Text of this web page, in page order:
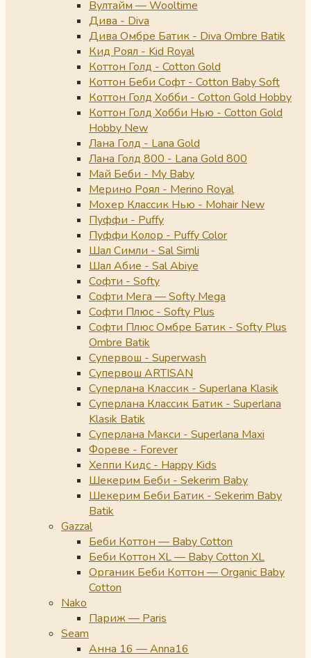
Вултайм — Wooltime
Дива - Diva
Дива Омбре Батик - Diva Ombre Batik
Кид Роял - Kid Royal
Коттон Голд - Cotton Gold
Коттон Беби Софт - Cotton Baby Soft
Коттон Голд Хобби - Cotton Gold Hobby
Коттон Голд Хобби Нью - Cotton Gold
Hobby New
Лана Голд - Lana Gold
Лана Голд 800 - Lana Gold 800
Май Беби - My Baby
Мерино Роял - Merino Royal
Мохер Классик Нью - Mohair New
Пуффи - Puffy
Пуффи Колор - Puffy Color
Шал Симли - Sal Simli
Шал Абие - Sal Abiye
Софти - Softy
Софти Мега — Softy Mega
Софти Плюс - Softy Plus
Софти Плюс Омбре Батик - Softy Plus
Ombre Batik
Супервош - Superwash
Супервош ARTISAN
Суперлана Классик - Superlana Klasik
Суперлана Классик Батик - Superlana
Klasik Batik
Суперлана Макси - Superlana Maxi
Фореве - Forever
Хеппи Кидс - Happy Kids
Шекерим Беби - Sekerim Baby
Шекерим Беби Батик - Sekerim Baby
Batik
Gazzal
Беби Коттон — Baby Cotton
Беби Коттон XL — Baby Cotton XL
Органик Беби Коттон — Organic Baby
Cotton
Nako
Париж — Paris
Seam
Анна 16 — Anna16